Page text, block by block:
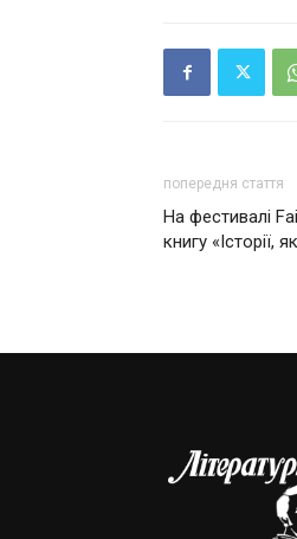
попередня стаття
На фестивалі
книгу «Історії,